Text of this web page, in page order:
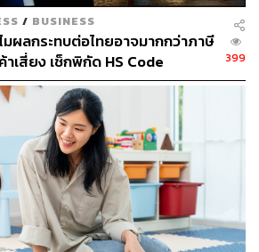
รวจสอบ
ราก็ควรเก็บหลักฐานการบริจาคที่
อย 5 ปี เผื่อกรณีที่กรมสรรพากรเรียก
เว้นการบริจาคผ่านระบบ e-Donation
ปที่กรมสรรพากรแล้ว)
ญกับพระในบ้าน
/ BUSINESS
มผลกระทบต่อไทยอาจมากกว่าภาษี
าเสี่ยง เช็กพิกัด HS Code
399